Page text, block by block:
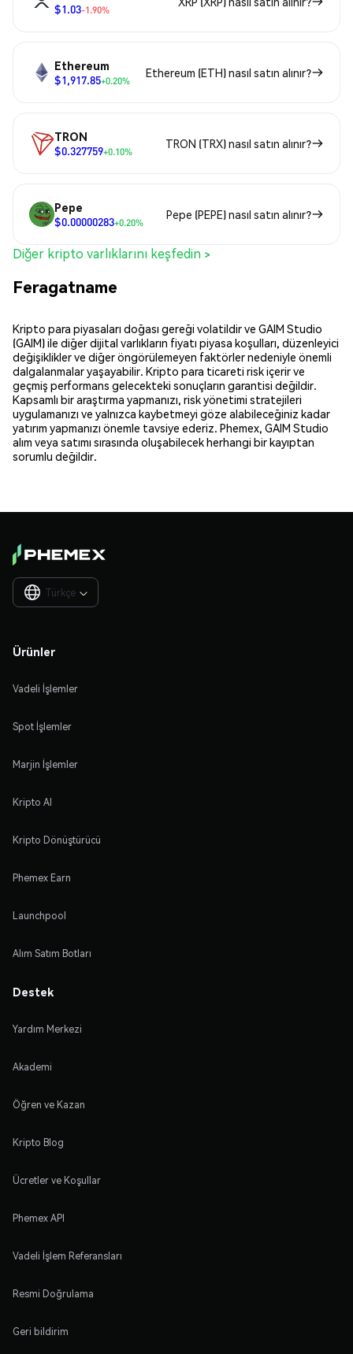
$1.03-1.90%
Ethereum
$1,917.85+0.20%
Ethereum (ETH) nasıl satın alınır?
TRON
$0.327759+0.10%
TRON (TRX) nasıl satın alınır?
Pepe
$0.00000283+0.20%
Pepe (PEPE) nasıl satın alınır?
Diğer kripto varlıklarını keşfedin >
Feragatname
Kripto para piyasaları doğası gereği volatildir ve GAIM Studio
(GAIM) ile diğer dijital varlıkların fiyatı piyasa koşulları, düzenleyici
değişiklikler ve diğer öngörülemeyen faktörler nedeniyle önemli
dalgalanmalar yaşayabilir. Kripto para ticareti risk içerir ve
geçmiş performans gelecekteki sonuçların garantisi değildir.
Kapsamlı bir araştırma yapmanızı, risk yönetimi stratejileri
uygulamanızı ve yalnızca kaybetmeyi göze alabileceğiniz kadar
yatırım yapmanızı önemle tavsiye ederiz. Phemex, GAIM Studio
alım veya satımı sırasında oluşabilecek herhangi bir kayıptan
sorumlu değildir.
Türkçe 
Ürünler
Vadeli İşlemler
Spot İşlemler
Marjin İşlemler
Kripto Al
Kripto Dönüştürücü
Phemex Earn
Launchpool
Alım Satım Botları
Destek
Yardım Merkezi
Akademi
Öğren ve Kazan
Kripto Blog
Ücretler ve Koşullar
Phemex API
Vadeli İşlem Referansları
Resmi Doğrulama
Geri bildirim